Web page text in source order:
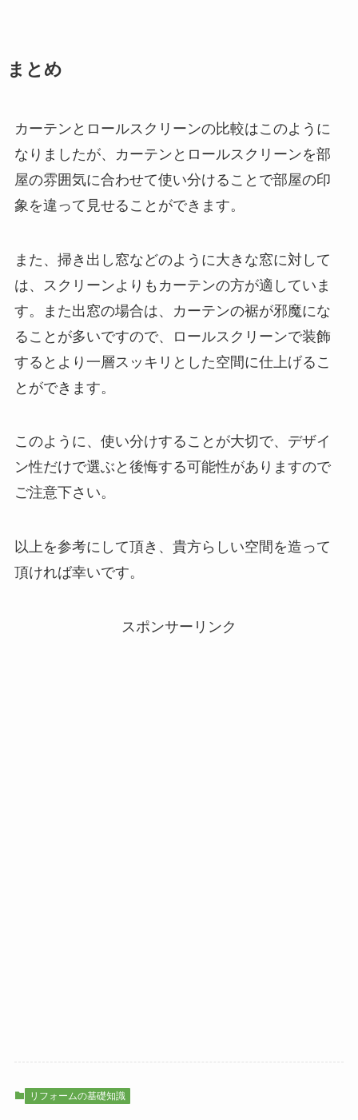
まとめ
カーテンとロールスクリーンの比較はこのように
なりましたが、カーテンとロールスクリーンを部
屋の雰囲気に合わせて使い分けることで部屋の印
象を違って見せることができます。
また、掃き出し窓などのように大きな窓に対して
は、スクリーンよりもカーテンの方が適していま
す。また出窓の場合は、カーテンの裾が邪魔にな
ることが多いですので、ロールスクリーンで装飾
するとより一層スッキリとした空間に仕上げるこ
とができます。
このように、使い分けすることが大切で、デザイ
ン性だけで選ぶと後悔する可能性がありますので
ご注意下さい。
以上を参考にして頂き、貴方らしい空間を造って
頂ければ幸いです。
スポンサーリンク
リフォームの基礎知識